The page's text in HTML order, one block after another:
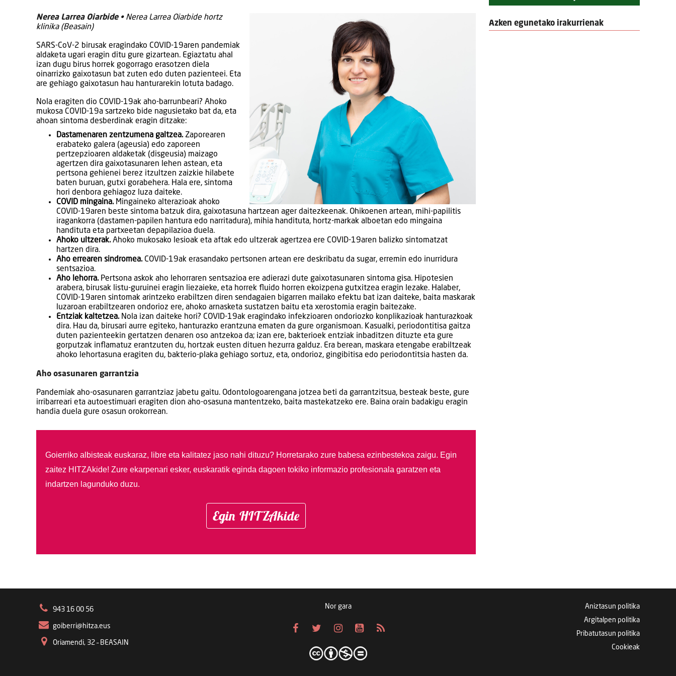
Nerea Larrea Oiarbide• Nerea Larrea Oiarbide hortz
klinika (Beasain)
SARS-CoV-2 birusak eragindako COVID-19aren pandemiak
aldaketa ugari eragin ditu gure gizartean. Egiaztatu ahal
izan dugu birus horrek gogorrago erasotzen diela
oinarrizko gaixotasun bat zuten edo duten pazienteei. Eta
are gehiago gaixotasun hau hanturarekin lotuta badago.
Nola eragiten dio COVID-19ak aho-barrunbeari? Ahoko
mukosa COVID-19a sartzeko bide nagusietako bat da, eta
ahoan sintoma desberdinak eragin ditzake:
Dastamenaren zentzumena galtzea. Zaporearen
erabateko galera (ageusia) edo zaporeen
pertzepzioaren aldaketak (disgeusia) maizago
agertzen dira gaixotasunaren lehen astean, eta
pertsona gehienei berez itzultzen zaizkie hilabete
baten buruan, gutxi gorabehera. Hala ere, sintoma
hori denbora gehiagoz luza daiteke.
COVID mingaina. Mingaineko alterazioak ahoko
COVID-19aren beste sintoma batzuk dira, gaixotasuna hartzean ager daitezkeenak. Ohikoenen artean, mihi-papilitis
iragankorra (dastamen-papilen hantura edo narritadura), mihia handituta, hortz-markak alboetan edo mingaina
handituta eta partxeetan depapilazioa duela.
Ahoko ultzerak. Ahoko mukosako lesioak eta aftak edo ultzerak agertzea ere COVID-19aren balizko sintomatzat
hartzen dira.
Aho errearen sindromea. COVID-19ak erasandako pertsonen artean ere deskribatu da sugar, erremin edo inurridura
sentsazioa.
Aho lehorra. Pertsona askok aho lehorraren sentsazioa ere adierazi dute gaixotasunaren sintoma gisa. Hipotesien
arabera, birusak listu-guruinei eragin liezaieke, eta horrek fluido horren ekoizpena gutxitzea eragin lezake. Halaber,
COVID-19aren sintomak arintzeko erabiltzen diren sendagaien bigarren mailako efektu bat izan daiteke, baita maskarak
luzaroan erabiltzearen ondorioz ere, ahoko arnasketa sustatzen baitu eta xerostomia eragin baitezake.
Entziak kaltetzea. Nola izan daiteke hori? COVID-19ak eragindako infekzioaren ondoriozko konplikazioak hanturazkoak
dira. Hau da, birusari aurre egiteko, hanturazko erantzuna ematen da gure organismoan. Kasualki, periodontitisa gaitza
duten pazienteekin gertatzen denaren oso antzekoa da; izan ere, bakterioek entziak inbaditzen dituzte eta gure
gorputzak inflamatuz erantzuten du, hortzak eusten dituen hezurra galduz. Era berean, maskara etengabe erabiltzeak
ahoko lehortasuna eragiten du, bakterio-plaka gehiago sortuz, eta, ondorioz, gingibitisa edo periodontitsia hasten da.
Aho osasunaren garrantzia
Pandemiak aho-osasunaren garrantziaz jabetu gaitu. Odontologoarengana jotzea beti da garrantzitsua, besteak beste, gure
irribarreari eta autoestimuari eragiten dion aho-osasuna mantentzeko, baita mastekatzeko ere. Baina orain badakigu eragin
handia duela gure osasun orokorrean.
Goierriko albisteak euskaraz, libre eta kalitatez jaso nahi dituzu? Horretarako zure babesa ezinbestekoa zaigu. Egin
zaitez HITZAkide! Zure ekarpenari esker, euskaratik eginda dagoen tokiko informazio profesionala garatzen eta
indartzen lagunduko duzu.
Egin HITZAkide
Azken egunetako irakurrienak
943 16 00 56
goiberri@hitza.eus
Oriamendi, 32 – BEASAIN
Nor gara
Aniztasun politika
Argitalpen politika
Pribatutasun politika
Cookieak